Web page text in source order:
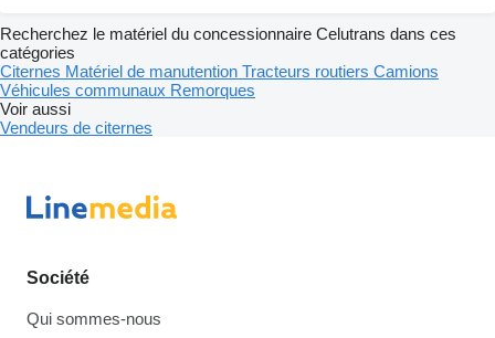
Recherchez le matériel du concessionnaire Celutrans dans ces
catégories
Citernes Matériel de manutention Tracteurs routiers Camions
Véhicules communaux Remorques
Voir aussi
Vendeurs de citernes
Société
Qui sommes-nous